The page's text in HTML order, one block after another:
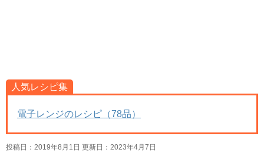
人気レシピ集
電子レンジのレシピ（78品）
投稿日：2019年8月1日 更新日： 2023年4月7日